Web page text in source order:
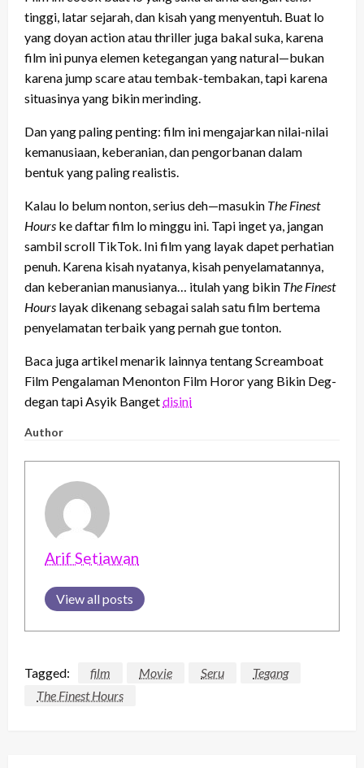
tinggi, latar sejarah, dan kisah yang menyentuh. Buat lo
yang doyan action atau thriller juga bakal suka, karena
film ini punya elemen ketegangan yang natural—bukan
karena jump scare atau tembak-tembakan, tapi karena
situasinya yang bikin merinding.
Dan yang paling penting: film ini mengajarkan nilai-nilai
kemanusiaan, keberanian, dan pengorbanan dalam
bentuk yang paling realistis.
Kalau lo belum nonton, serius deh—masukin The Finest
Hours ke daftar film lo minggu ini. Tapi inget ya, jangan
sambil scroll TikTok. Ini film yang layak dapet perhatian
penuh. Karena kisah nyatanya, kisah penyelamatannya,
dan keberanian manusianya… itulah yang bikin The Finest
Hours layak dikenang sebagai salah satu film bertema
penyelamatan terbaik yang pernah gue tonton.
Baca juga artikel menarik lainnya tentang Screamboat
Film Pengalaman Menonton Film Horor yang Bikin Deg-
degan tapi Asyik Bangetdisini
Author
Arif Setiawan
View all posts
Tagged: film Movie Seru
Tegang
The Finest Hours